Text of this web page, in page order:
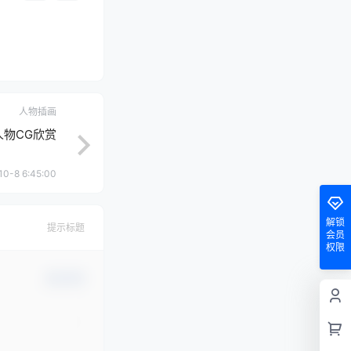
人物插画
物CG欣赏
8 6:45:00
提示标题
解锁
会员
权限